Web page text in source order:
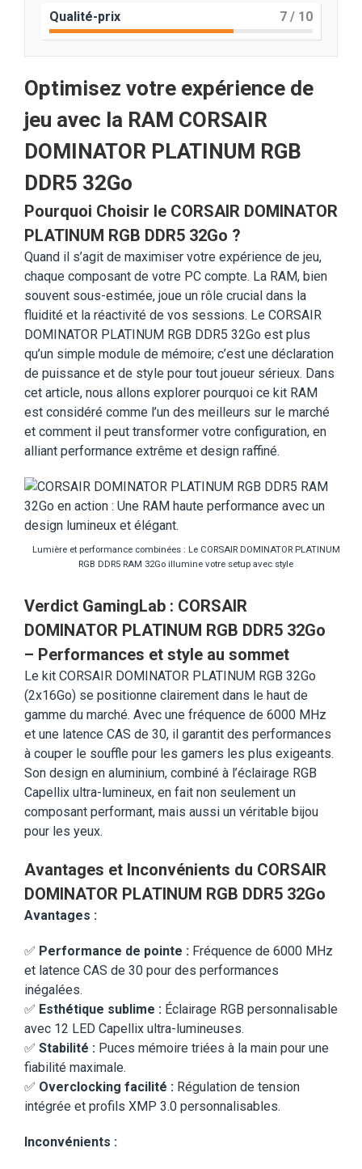
Qualité-prix 7 / 10
Optimisez votre expérience de
jeu avec la RAM CORSAIR
DOMINATOR PLATINUM RGB
DDR5 32Go
Pourquoi Choisir le CORSAIR DOMINATOR
PLATINUM RGB DDR5 32Go ?
Quand il s’agit de maximiser votre expérience de jeu,
chaque composant de votre PC compte. La RAM, bien
souvent sous-estimée, joue un rôle crucial dans la
fluidité et la réactivité de vos sessions. Le CORSAIR
DOMINATOR PLATINUM RGB DDR5 32Go est plus
qu’un simple module de mémoire; c’est une déclaration
de puissance et de style pour tout joueur sérieux. Dans
cet article, nous allons explorer pourquoi ce kit RAM
est considéré comme l’un des meilleurs sur le marché
et comment il peut transformer votre configuration, en
alliant performance extrême et design raffiné.
Lumière et performance combinées : Le CORSAIR DOMINATOR PLATINUM
RGB DDR5 RAM 32Go illumine votre setup avec style
Verdict GamingLab : CORSAIR
DOMINATOR PLATINUM RGB DDR5 32Go
– Performances et style au sommet
Le kit CORSAIR DOMINATOR PLATINUM RGB 32Go
(2x16Go) se positionne clairement dans le haut de
gamme du marché. Avec une fréquence de 6000 MHz
et une latence CAS de 30, il garantit des performances
à couper le souffle pour les gamers les plus exigeants.
Son design en aluminium, combiné à l’éclairage RGB
Capellix ultra-lumineux, en fait non seulement un
composant performant, mais aussi un véritable bijou
pour les yeux.
Avantages et Inconvénients du CORSAIR
DOMINATOR PLATINUM RGB DDR5 32Go
Avantages :
✅ Performance de pointe : Fréquence de 6000 MHz
et latence CAS de 30 pour des performances
inégalées.
✅ Esthétique sublime : Éclairage RGB personnalisable
avec 12 LED Capellix ultra-lumineuses.
✅ Stabilité : Puces mémoire triées à la main pour une
fiabilité maximale.
✅ Overclocking facilité : Régulation de tension
intégrée et profils XMP 3.0 personnalisables.
Inconvénients :